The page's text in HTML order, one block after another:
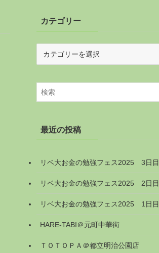
カテゴリー
リ
ー
最近の投稿
リベ大お金の勉強フェス2025 3日目
リベ大お金の勉強フェス2025 2日目
リベ大お金の勉強フェス2025 1日目
HARE-TABI＠元町中華街
ＴＯＴＯＰＡ＠都立明治公園店